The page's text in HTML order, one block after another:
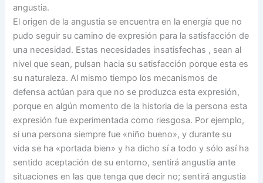
angustia.
El origen de la angustia se encuentra en la energía que no
pudo seguir su camino de expresión para la satisfacción de
una necesidad. Estas necesidades insatisfechas , sean al
nivel que sean, pulsan hacia su satisfacción porque esta es
su naturaleza. Al mismo tiempo los mecanismos de
defensa actúan para que no se produzca esta expresión,
porque en algún momento de la historia de la persona esta
expresión fue experimentada como riesgosa. Por ejemplo,
si una persona siempre fue «niño bueno», y durante su
vida se ha «portada bien» y ha dicho sí a todo y sólo así ha
sentido aceptación de su entorno, sentirá angustia ante
situaciones en las que tenga que decir no; sentirá angustia